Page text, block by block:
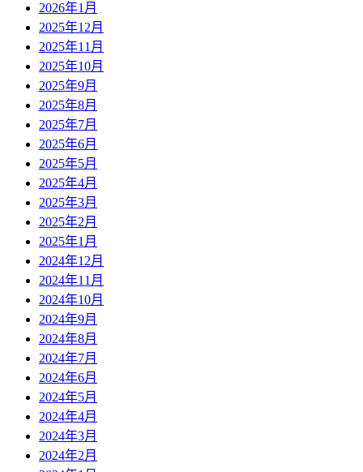
2026年1月
2025年12月
2025年11月
2025年10月
2025年9月
2025年8月
2025年7月
2025年6月
2025年5月
2025年4月
2025年3月
2025年2月
2025年1月
2024年12月
2024年11月
2024年10月
2024年9月
2024年8月
2024年7月
2024年6月
2024年5月
2024年4月
2024年3月
2024年2月